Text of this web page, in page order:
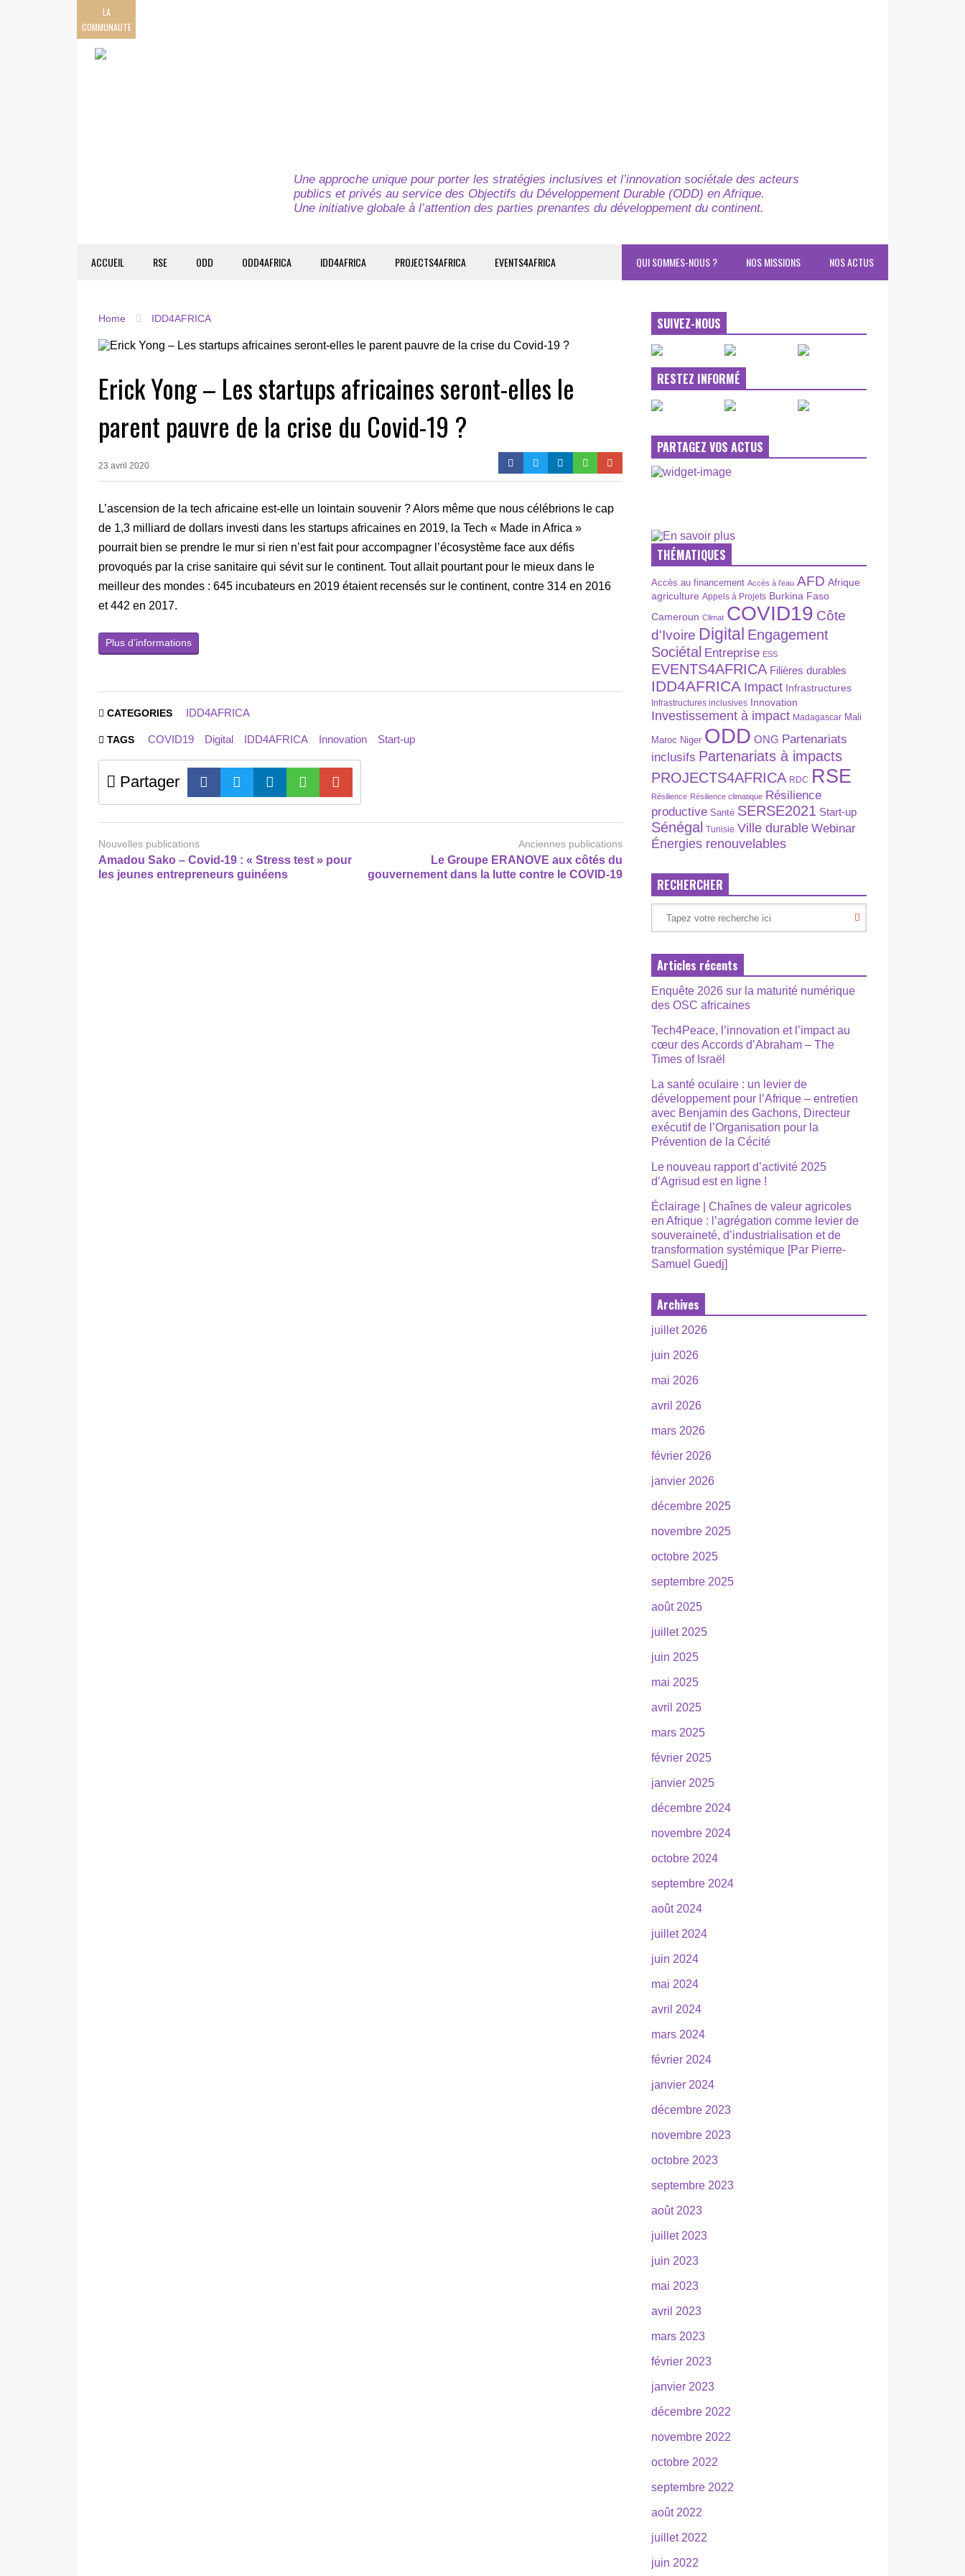
LA
COMMUNAUTE
Une approche unique pour porter les stratégies inclusives et l’innovation sociétale des acteurs
publics et privés au service des Objectifs du Développement Durable (ODD) en Afrique.
Une initiative globale à l’attention des parties prenantes du développement du continent.
ACCUEIL RSE ODD ODD4AFRICA IDD4AFRICA PROJECTS4AFRICA EVENTS4AFRICA NOS ACTUS
NOS MISSIONS
QUI SOMMES-NOUS ?
Home IDD4AFRICA
Erick Yong – Les startups africaines seront-elles le
parent pauvre de la crise du Covid-19 ?
23 avril 2020
L’ascension de la tech africaine est-elle un lointain souvenir ? Alors même que nous célébrions le cap
de 1,3 milliard de dollars investi dans les startups africaines en 2019, la Tech « Made in Africa »
pourrait bien se prendre le mur si rien n’est fait pour accompagner l’écosystème face aux défis
provoqués par la crise sanitaire qui sévit sur le continent. Tout allait pourtant pour le mieux dans le
meilleur des mondes : 645 incubateurs en 2019 étaient recensés sur le continent, contre 314 en 2016
et 442 en 2017.
Plus d’informations
CATEGORIES IDD4AFRICA
TAGS COVID19 Digital IDD4AFRICA Innovation Start-up
Partager
Nouvelles publications
Amadou Sako – Covid-19 : « Stress test » pour
les jeunes entrepreneurs guinéens
Anciennes publications
Le Groupe ERANOVE aux côtés du
gouvernement dans la lutte contre le COVID-19
SUIVEZ-NOUS
RESTEZ INFORMÉ
PARTAGEZ VOS ACTUS
THÉMATIQUES
Accès au financement Accès à l’eau AFD Afrique
agriculture Appels à Projets Burkina Faso
Cameroun Climat COVID19 Côte
d'Ivoire Digital Engagement
Sociétal Entreprise ESS
EVENTS4AFRICA Filières durables
IDD4AFRICA Impact Infrastructures
Infrastructures inclusives Innovation
Investissement à impact Madagascar Mali
Maroc Niger ODD ONG Partenariats
inclusifs Partenariats à impacts
PROJECTS4AFRICA RDC RSE
Résilience Résilience climatique Résilience
productive Santé SERSE2021 Start-up
Sénégal Tunisie Ville durable Webinar
Énergies renouvelables
RECHERCHER
Articles récents
Enquête 2026 sur la maturité numérique
des OSC africaines
Tech4Peace, l’innovation et l’impact au
cœur des Accords d’Abraham – The
Times of Israël
La santé oculaire : un levier de
développement pour l’Afrique – entretien
avec Benjamin des Gachons, Directeur
exécutif de l’Organisation pour la
Prévention de la Cécité
Le nouveau rapport d’activité 2025
d’Agrisud est en ligne !
Éclairage | Chaînes de valeur agricoles
en Afrique : l’agrégation comme levier de
souveraineté, d’industrialisation et de
transformation systémique [Par Pierre-
Samuel Guedj]
Archives
juillet 2026
juin 2026
mai 2026
avril 2026
mars 2026
février 2026
janvier 2026
décembre 2025
novembre 2025
octobre 2025
septembre 2025
août 2025
juillet 2025
juin 2025
mai 2025
avril 2025
mars 2025
février 2025
janvier 2025
décembre 2024
novembre 2024
octobre 2024
septembre 2024
août 2024
juillet 2024
juin 2024
mai 2024
avril 2024
mars 2024
février 2024
janvier 2024
décembre 2023
novembre 2023
octobre 2023
septembre 2023
août 2023
juillet 2023
juin 2023
mai 2023
avril 2023
mars 2023
février 2023
janvier 2023
décembre 2022
novembre 2022
octobre 2022
septembre 2022
août 2022
juillet 2022
juin 2022